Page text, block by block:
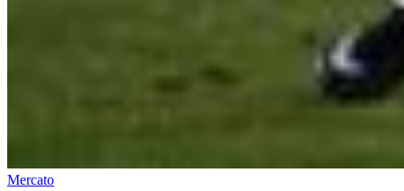
Mercato